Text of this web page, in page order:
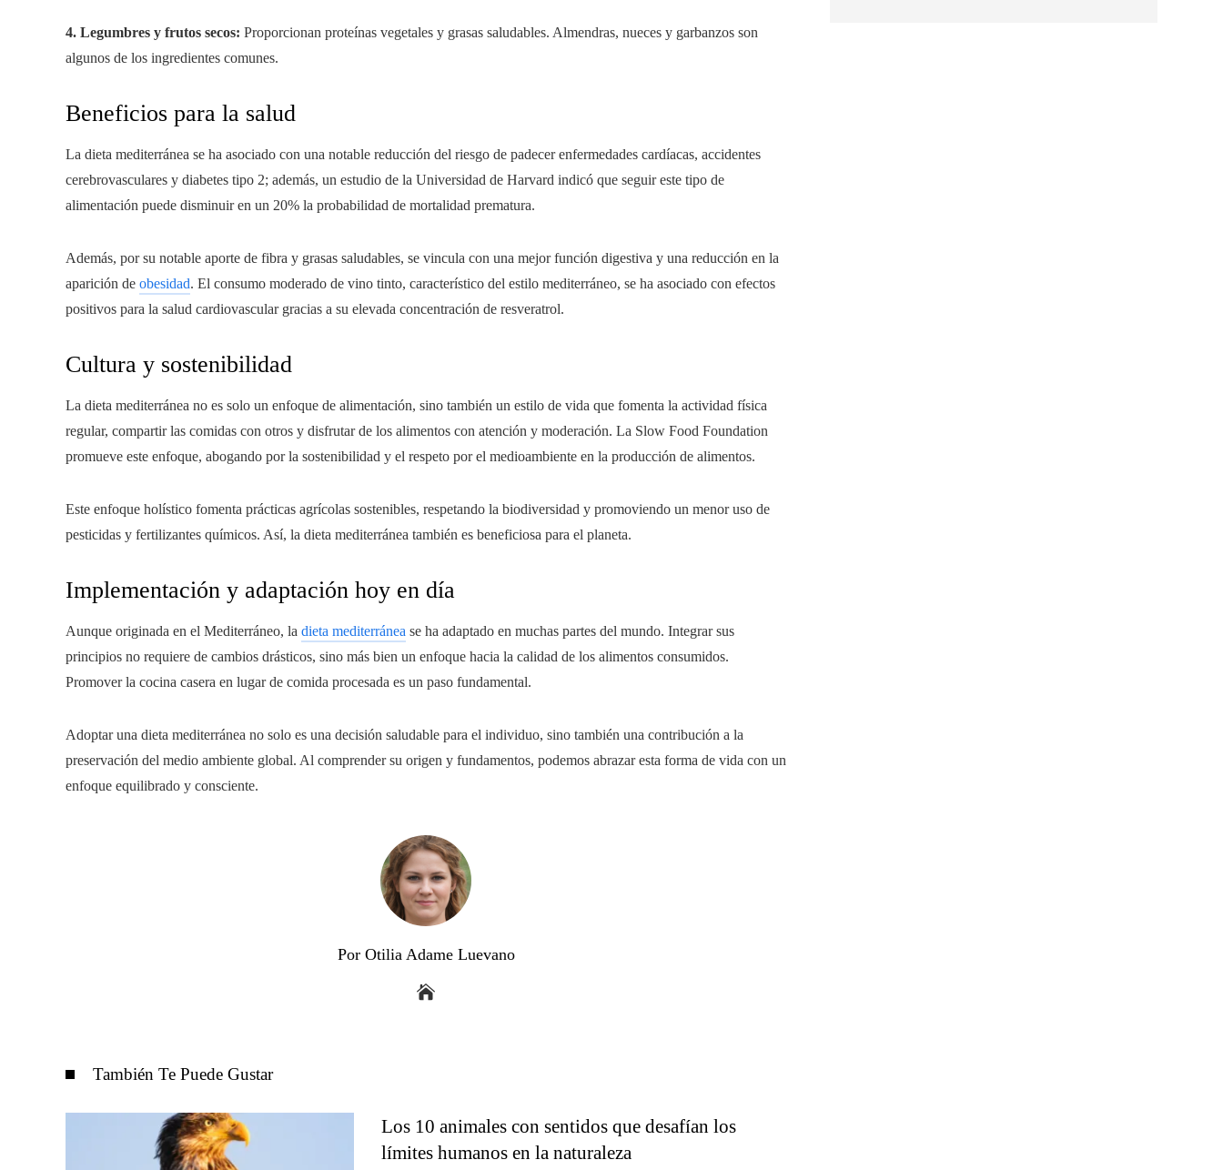
4. Legumbres y frutos secos: Proporcionan proteínas vegetales y grasas saludables. Almendras, nueces y garbanzos son
algunos de los ingredientes comunes.
Beneficios para la salud
La dieta mediterránea se ha asociado con una notable reducción del riesgo de padecer enfermedades cardíacas, accidentes
cerebrovasculares y diabetes tipo 2; además, un estudio de la Universidad de Harvard indicó que seguir este tipo de
alimentación puede disminuir en un 20% la probabilidad de mortalidad prematura.
Además, por su notable aporte de fibra y grasas saludables, se vincula con una mejor función digestiva y una reducción en la
aparición de obesidad. El consumo moderado de vino tinto, característico del estilo mediterráneo, se ha asociado con efectos
positivos para la salud cardiovascular gracias a su elevada concentración de resveratrol.
Cultura y sostenibilidad
La dieta mediterránea no es solo un enfoque de alimentación, sino también un estilo de vida que fomenta la actividad física
regular, compartir las comidas con otros y disfrutar de los alimentos con atención y moderación. La Slow Food Foundation
promueve este enfoque, abogando por la sostenibilidad y el respeto por el medioambiente en la producción de alimentos.
Este enfoque holístico fomenta prácticas agrícolas sostenibles, respetando la biodiversidad y promoviendo un menor uso de
pesticidas y fertilizantes químicos. Así, la dieta mediterránea también es beneficiosa para el planeta.
Implementación y adaptación hoy en día
Aunque originada en el Mediterráneo, la dieta mediterránea se ha adaptado en muchas partes del mundo. Integrar sus
principios no requiere de cambios drásticos, sino más bien un enfoque hacia la calidad de los alimentos consumidos.
Promover la cocina casera en lugar de comida procesada es un paso fundamental.
Adoptar una dieta mediterránea no solo es una decisión saludable para el individuo, sino también una contribución a la
preservación del medio ambiente global. Al comprender su origen y fundamentos, podemos abrazar esta forma de vida con un
enfoque equilibrado y consciente.
Por Otilia Adame Luevano
También Te Puede Gustar
Los 10 animales con sentidos que desafían los
límites humanos en la naturaleza